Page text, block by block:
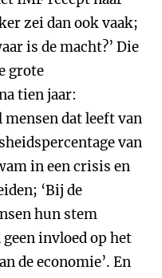
zei dan ook vaak;
is de macht?’ Die
grote
tien jaar:
dat leeft van
van
in een crisis en
‘Bij de
hun stem
invloed op het
de economie’. En